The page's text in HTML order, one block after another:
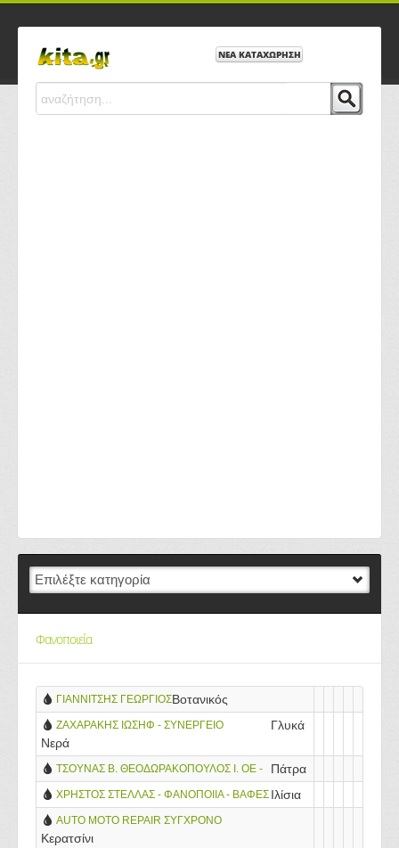
ΝΕΑ ΚΑΤΑΧΩΡΗΣΗ
Φανοποιεία
ΓΙΑΝΝΙΤΣΗΣ ΓΕΩΡΓΙΟΣΒοτανικός
ZAΧΑΡΑΚΗΣ ΙΩΣΗΦ - ΣΥΝΕΡΓΕΙΟ
ΑΥΤΟΚΙΝΗΤΩΝ - SERVICE -
Γλυκά
Νερά
ΤΣΟΥΝΑΣ Β. ΘΕΟΔΩΡΑΚΟΠΟΥΛΟΣ Ι. ΟΕ -
Πάτρα
ΧΡΗΣΤΟΣ ΣΤΕΛΛΑΣ - ΦΑΝΟΠΟΙΙΑ - ΒΑΦΕΣ Ιλίσια
AUTO MOTO REPAIR ΣΥΓΧΡΟΝΟ
ΦΑΝΟΠΟΙΕΙΟ-ΒΑΦΕΙΟ - ΚΕΡΑΤΣΙΝΙ
Κερατσίνι